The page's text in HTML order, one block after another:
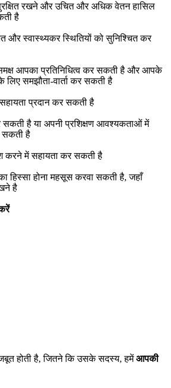
रखने और उचित और अधिक वेतन हासिल
है
और स्वास्थ्यकर स्थितियों को सुनिश्चित कर
आपका प्रतिनिधित्व कर सकती है और आपके
समझौता-वार्ता कर सकती है
प्रदान कर सकती है
सकती है या अपनी प्रशिक्षण आवश्यकताओं में
सकती है
करने में सहायता कर सकती है
हिस्सा होना महसूस करवा सकती है, जहाँ
है
होती है, जितने कि उसके सदस्य, हमेंआपकी